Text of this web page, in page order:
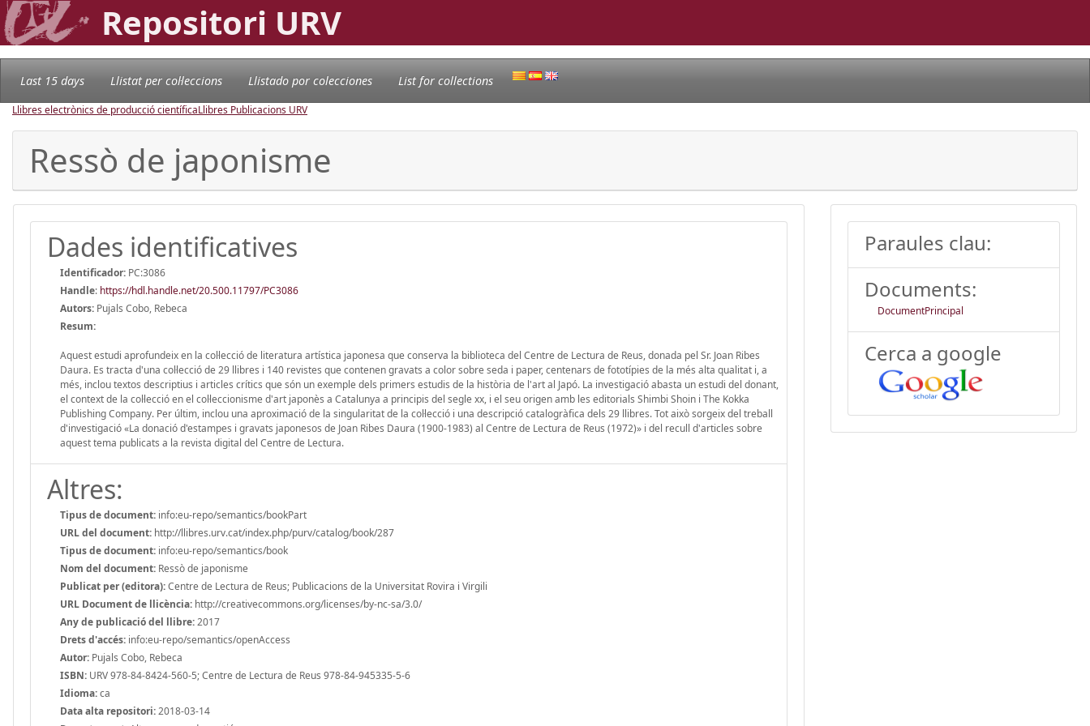
Repositori URV
Last 15 days Llistat per col·leccions Llistado por colecciones List for collections
Llibres electrònics de producció científicaLlibres Publicacions URV
Ressò de japonisme
Dades identificatives
Identificador: PC:3086
Handle: https://hdl.handle.net/20.500.11797/PC3086
Autors: Pujals Cobo, Rebeca
Resum:
Aquest estudi aprofundeix en la col·lecció de literatura artística japonesa que conserva la biblioteca del Centre de Lectura de Reus, donada pel Sr. Joan Ribes
Daura. Es tracta d'una col·lecció de 29 llibres i 140 revistes que contenen gravats a color sobre seda i paper, centenars de fototípies de la més alta qualitat i, a
més, inclou textos descriptius i articles crítics que són un exemple dels primers estudis de la història de l'art al Japó. La investigació abasta un estudi del donant,
el context de la col·lecció en el col·leccionisme d'art japonès a Catalunya a principis del segle xx, i el seu origen amb les editorials Shimbi Shoin i The Kokka
Publishing Company. Per últim, inclou una aproximació de la singularitat de la col·lecció i una descripció catalogràfica dels 29 llibres. Tot això sorgeix del treball
d'investigació «La donació d'estampes i gravats japonesos de Joan Ribes Daura (1900-1983) al Centre de Lectura de Reus (1972)» i del recull d'articles sobre
aquest tema publicats a la revista digital del Centre de Lectura.
Altres:
Tipus de document: info:eu-repo/semantics/bookPart
URL del document: http://llibres.urv.cat/index.php/purv/catalog/book/287
Tipus de document: info:eu-repo/semantics/book
Nom del document: Ressò de japonisme
Publicat per (editora):Centre de Lectura de Reus; Publicacions de la Universitat Rovira i Virgili
URL Document de llicència: http://creativecommons.org/licenses/by-nc-sa/3.0/
Any de publicació del llibre:2017
Drets d'accés: info:eu-repo/semantics/openAccess
Autor: Pujals Cobo, Rebeca
ISBN: URV 978-84-8424-560-5; Centre de Lectura de Reus 978-84-945335-5-6
Idioma:ca
Data alta repositori:2018-03-14
Paraules clau:
Documents:
DocumentPrincipal
Cerca a google